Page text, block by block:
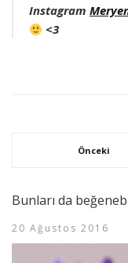
Instagram
<3
Önceki
Bunları da
20 Ağustos 2016